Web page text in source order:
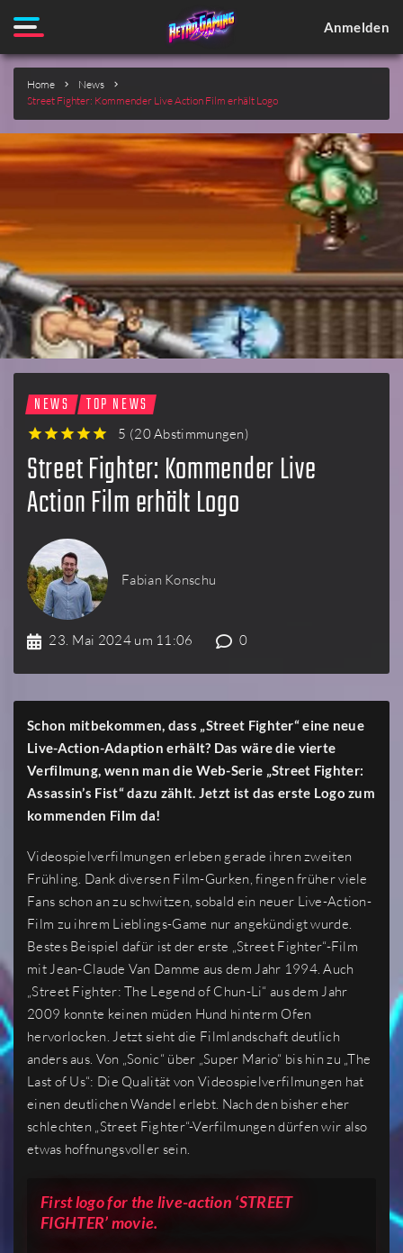
Anmelden
Home
News
Street Fighter: Kommender Live Action Film erhält Logo
NEWS TOP NEWS
5 (20 Abstimmungen)
Street Fighter: Kommender Live
Action Film erhält Logo
Fabian Konschu
23. Mai 2024 um 11:06 0
Schon mitbekommen, dass „Street Fighter“ eine neue
Live-Action-Adaption erhält? Das wäre die vierte
Verfilmung, wenn man die Web-Serie „Street Fighter:
Assassin’s Fist“ dazu zählt. Jetzt ist das erste Logo zum
kommenden Film da!
Videospielverfilmungen erleben gerade ihren zweiten
Frühling. Dank diversen Film-Gurken, fingen früher viele
Fans schon an zu schwitzen, sobald ein neuer Live-Action-
Film zu ihrem Lieblings-Game nur angekündigt wurde.
Bestes Beispiel dafür ist der erste „Street Fighter“-Film
mit Jean-Claude Van Damme aus dem Jahr 1994. Auch
„Street Fighter: The Legend of Chun-Li“ aus dem Jahr
2009 konnte keinen müden Hund hinterm Ofen
hervorlocken. Jetzt sieht die Filmlandschaft deutlich
anders aus. Von „Sonic“ über „Super Mario“ bis hin zu „The
Last of Us“: Die Qualität von Videospielverfilmungen hat
einen deutlichen Wandel erlebt. Nach den bisher eher
schlechten „Street Fighter“-Verfilmungen dürfen wir also
etwas hoffnungsvoller sein.
First logo for the live-action ‘STREET
FIGHTER’ movie.